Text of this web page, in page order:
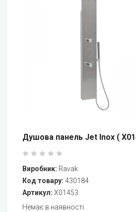
Душова панель Jet Inox (
Виробник: Ravak
Код товару: 430184
Артикул: X01453
Немає в наявності